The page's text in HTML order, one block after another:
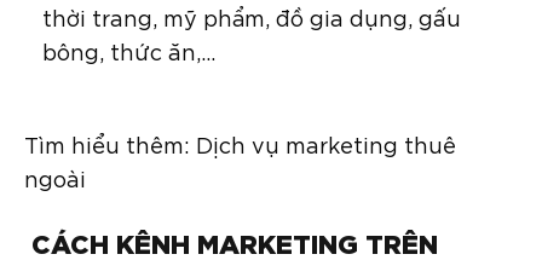
thời trang, mỹ phẩm, đồ gia dụng, gấu
bông, thức ăn,…
Tìm hiểu thêm: Dịch vụ marketing thuê
ngoài
CÁCH KÊNH MARKETING TRÊN